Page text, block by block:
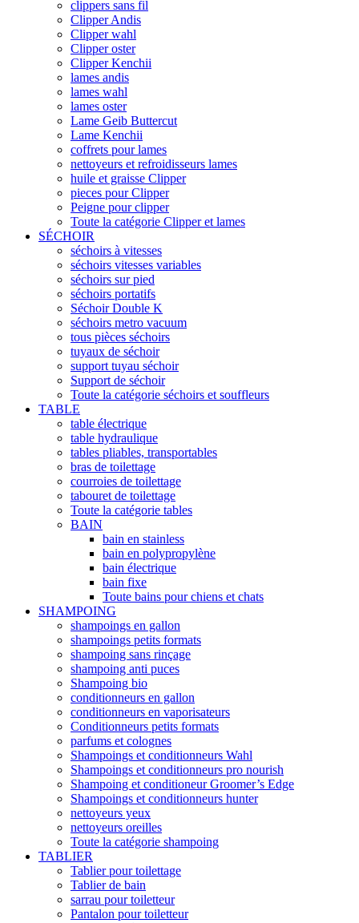
clippers sans fil
Clipper Andis
Clipper wahl
Clipper oster
Clipper Kenchii
lames andis
lames wahl
lames oster
Lame Geib Buttercut
Lame Kenchii
coffrets pour lames
nettoyeurs et refroidisseurs lames
huile et graisse Clipper
pieces pour Clipper
Peigne pour clipper
Toute la catégorie Clipper et lames
SÉCHOIR
séchoirs à vitesses
séchoirs vitesses variables
séchoirs sur pied
séchoirs portatifs
Séchoir Double K
séchoirs metro vacuum
tous pièces séchoirs
tuyaux de séchoir
support tuyau séchoir
Support de séchoir
Toute la catégorie séchoirs et souffleurs
TABLE
table électrique
table hydraulique
tables pliables, transportables
bras de toilettage
courroies de toilettage
tabouret de toilettage
Toute la catégorie tables
BAIN
bain en stainless
bain en polypropylène
bain électrique
bain fixe
Toute bains pour chiens et chats
SHAMPOING
shampoings en gallon
shampoings petits formats
shampoing sans rinçage
shampoing anti puces
Shampoing bio
conditionneurs en gallon
conditionneurs en vaporisateurs
Conditionneurs petits formats
parfums et colognes
Shampoings et conditionneurs Wahl
Shampoings et conditionneurs pro nourish
Shampoing et conditioneur Groomer’s Edge
Shampoings et conditionneurs hunter
nettoyeurs yeux
nettoyeurs oreilles
Toute la catégorie shampoing
TABLIER
Tablier pour toilettage
Tablier de bain
sarrau pour toiletteur
Pantalon pour toiletteur